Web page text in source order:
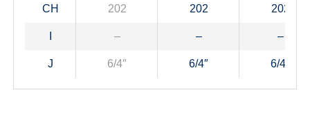
CH 202 202 202
– – –
J 6/4″ 6/4″ 6/4″